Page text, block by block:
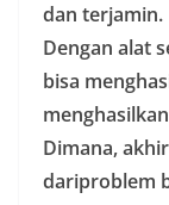
dan terjamin.
Dengan alat
bisa
Dimana,
dariproblem